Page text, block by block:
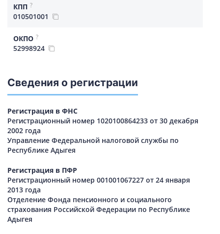
КПП ?
010501001
ОКПО ?
52998924
Сведения о регистрации
Регистрация в ФНС
Регистрационный номер 1020100864233 от 30 декабря
2002 года
Управление Федеральной налоговой службы по
Республике Адыгея
Регистрация в ПФР
Регистрационный номер 001001067227 от 24 января
2013 года
Отделение Фонда пенсионного и социального
страхования Российской Федерации по Республике
Адыгея